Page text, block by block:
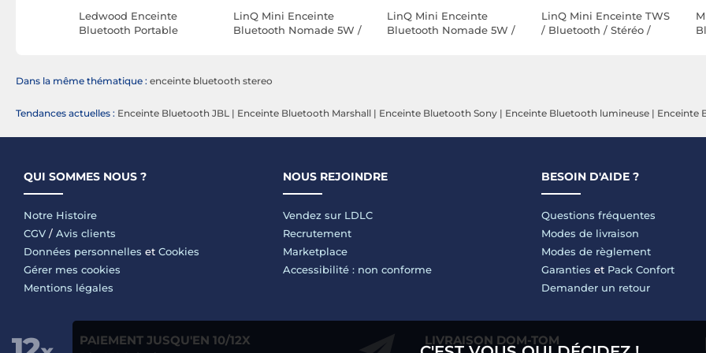
Ledwood Enceinte
Bluetooth Portable
LinQ Mini Enceinte
Bluetooth Nomade 5W /
LinQ Mini Enceinte
Bluetooth Nomade 5W /
LinQ Mini Enceinte TWS
/ Bluetooth / Stéréo /
Dans la même thématique : enceinte bluetooth stereo
Tendances actuelles : Enceinte Bluetooth JBL | Enceinte Bluetooth Marshall | Enceinte Bluetooth Sony | Enceinte Bluetooth lumineuse | Enceinte
QUI SOMMES NOUS ?
Notre Histoire
CGV / Avis clients
Données personnelles et Cookies
Gérer mes cookies
Mentions légales
NOUS REJOINDRE
Vendez sur LDLC
Recrutement
Marketplace
Accessibilité : non conforme
BESOIN D'AIDE ?
Questions fréquentes
Modes de livraison
Modes de règlement
Garanties et Pack Confort
Demander un retour
PAIEMENT JUSQU'EN 10/12X LIVRAISON DOM-TOM